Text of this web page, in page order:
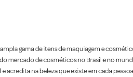
gama de itens de maquiagem e
mercado de cosméticos no Brasil e no
acredita na beleza que existe em cada